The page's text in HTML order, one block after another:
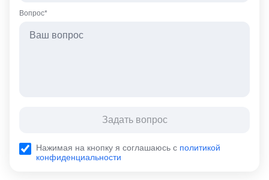
Вопрос*
Задать вопрос
Нажимая на кнопку я соглашаюсь с политикой
конфиденциальности